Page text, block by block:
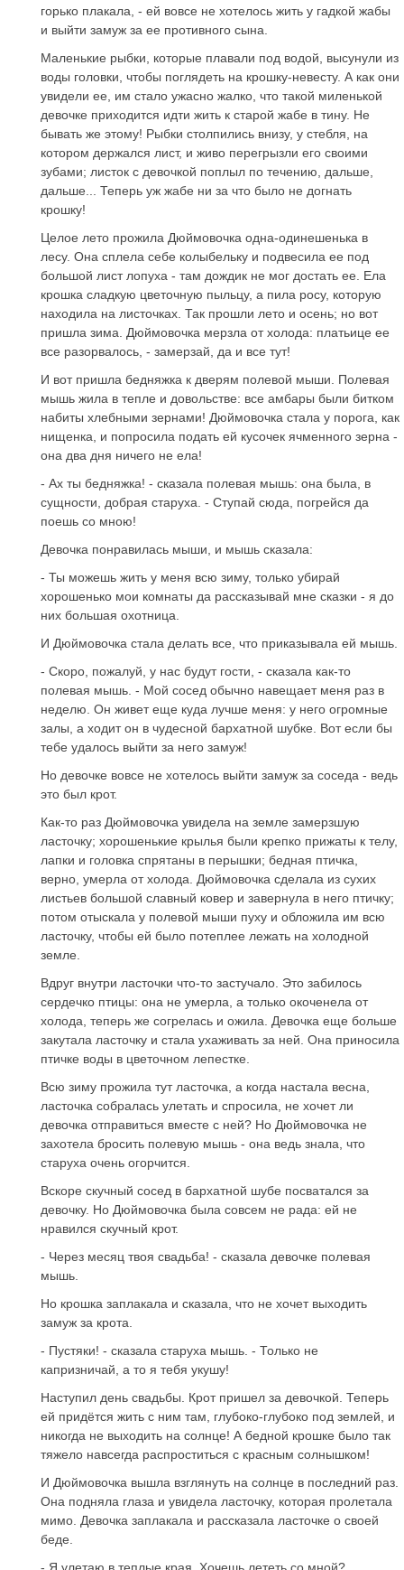
горько плакала, - ей вовсе не хотелось жить у гадкой жабы
и выйти замуж за ее противного сына.
Маленькие рыбки, которые плавали под водой, высунули из
воды головки, чтобы поглядеть на крошку-невесту. А как они
увидели ее, им стало ужасно жалко, что такой миленькой
девочке приходится идти жить к старой жабе в тину. Не
бывать же этому! Рыбки столпились внизу, у стебля, на
котором держался лист, и живо перегрызли его своими
зубами; листок с девочкой поплыл по течению, дальше,
дальше... Теперь уж жабе ни за что было не догнать
крошку!
Целое лето прожила Дюймовочка одна-одинешенька в
лесу. Она сплела себе колыбельку и подвесила ее под
большой лист лопуха - там дождик не мог достать ее. Ела
крошка сладкую цветочную пыльцу, а пила росу, которую
находила на листочках. Так прошли лето и осень; но вот
пришла зима. Дюймовочка мерзла от холода: платьице ее
все разорвалось, - замерзай, да и все тут!
И вот пришла бедняжка к дверям полевой мыши. Полевая
мышь жила в тепле и довольстве: все амбары были битком
набиты хлебными зернами! Дюймовочка стала у порога, как
нищенка, и попросила подать ей кусочек ячменного зерна -
она два дня ничего не ела!
- Ах ты бедняжка! - сказала полевая мышь: она была, в
сущности, добрая старуха. - Ступай сюда, погрейся да
поешь со мною!
Девочка понравилась мыши, и мышь сказала:
- Ты можешь жить у меня всю зиму, только убирай
хорошенько мои комнаты да рассказывай мне сказки - я до
них большая охотница.
И Дюймовочка стала делать все, что приказывала ей мышь.
- Скоро, пожалуй, у нас будут гости, - сказала как-то
полевая мышь. - Мой сосед обычно навещает меня раз в
неделю. Он живет еще куда лучше меня: у него огромные
залы, а ходит он в чудесной бархатной шубке. Вот если бы
тебе удалось выйти за него замуж!
Но девочке вовсе не хотелось выйти замуж за соседа - ведь
это был крот.
Как-то раз Дюймовочка увидела на земле замерзшую
ласточку; хорошенькие крылья были крепко прижаты к телу,
лапки и головка спрятаны в перышки; бедная птичка,
верно, умерла от холода. Дюймовочка сделала из сухих
листьев большой славный ковер и завернула в него птичку;
потом отыскала у полевой мыши пуху и обложила им всю
ласточку, чтобы ей было потеплее лежать на холодной
земле.
Вдруг внутри ласточки что-то застучало. Это забилось
сердечко птицы: она не умерла, а только окоченела от
холода, теперь же согрелась и ожила. Девочка еще больше
закутала ласточку и стала ухаживать за ней. Она приносила
птичке воды в цветочном лепестке.
Всю зиму прожила тут ласточка, а когда настала весна,
ласточка собралась улетать и спросила, не хочет ли
девочка отправиться вместе с ней? Но Дюймовочка не
захотела бросить полевую мышь - она ведь знала, что
старуха очень огорчится.
Вскоре скучный сосед в бархатной шубе посватался за
девочку. Но Дюймовочка была совсем не рада: ей не
нравился скучный крот.
- Через месяц твоя свадьба! - сказала девочке полевая
мышь.
Но крошка заплакала и сказала, что не хочет выходить
замуж за крота.
- Пустяки! - сказала старуха мышь. - Только не
капризничай, а то я тебя укушу!
Наступил день свадьбы. Крот пришел за девочкой. Теперь
ей придётся жить с ним там, глубоко-глубоко под землей, и
никогда не выходить на солнце! А бедной крошке было так
тяжело навсегда распроститься с красным солнышком!
И Дюймовочка вышла взглянуть на солнце в последний раз.
Она подняла глаза и увидела ласточку, которая пролетала
мимо. Девочка заплакала и рассказала ласточке о своей
беде.
- Я улетаю в теплые края. Хочешь лететь со мной?